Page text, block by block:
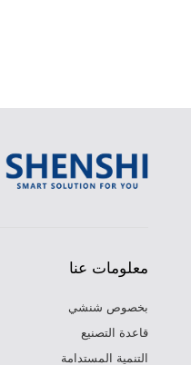
معلومات عنا
بخصوص شنشي
قاعدة التصنيع
التنمية المستدامة